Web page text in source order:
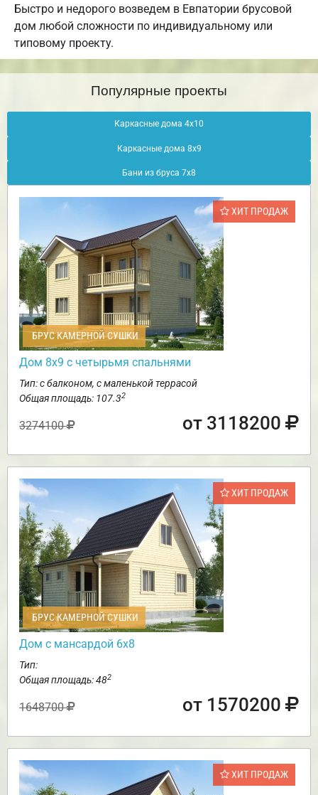
Быстро и недорого возведем в Евпатории брусовой
дом любой сложности по индивидуальному или
типовому проекту.
Популярные проекты
Каркасные дома 4х10
Каркасные дома 8х9
Бани из бруса 7х8
ХИТ ПРОДАЖ
БРУС КАМЕРНОЙ СУШКИ
Дом 8х9 с четырьмя спальнями
Тип: с балконом, с маленькой террасой
Общая площадь: 107.32
3274100 от 3118200
ХИТ ПРОДАЖ
БРУС КАМЕРНОЙ СУШКИ
Дом с мансардой 6х8
Тип:
Общая площадь: 482
1648700 от 1570200
ХИТ ПРОДАЖ